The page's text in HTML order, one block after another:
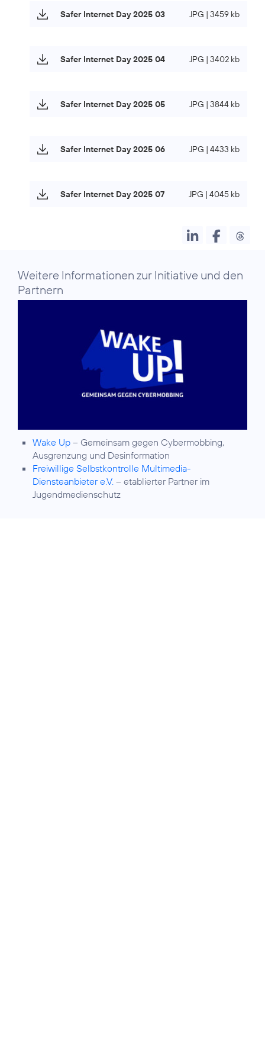
Safer Internet Day 2025 03 JPG | 3459 kb
Safer Internet Day 2025 04 JPG | 3402 kb
Safer Internet Day 2025 05 JPG | 3844 kb
Safer Internet Day 2025 06 JPG | 4433 kb
Safer Internet Day 2025 07 JPG | 4045 kb
Weitere Informationen zur Initiative und den
Partnern
Wake Up – Gemeinsam gegen Cybermobbing,
Ausgrenzung und Desinformation
Freiwillige Selbstkontrolle Multimedia-
Diensteanbieter e.V. – etablierter Partner im
Jugendmedienschutz